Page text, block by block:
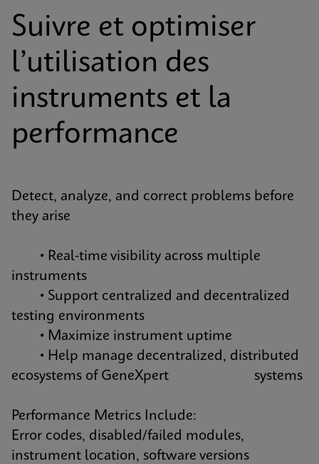
Suivre et optimiser
l’utilisation des
instruments et la
performance
Detect, analyze, and correct problems before
they arise
• Real-time visibility across multiple
instruments
• Support centralized and decentralized
testing environments
• Maximize instrument uptime
• Help manage decentralized, distributed
ecosystems of GeneXpert systems
Performance Metrics Include:
Error codes, disabled/failed modules,
instrument location, software versions